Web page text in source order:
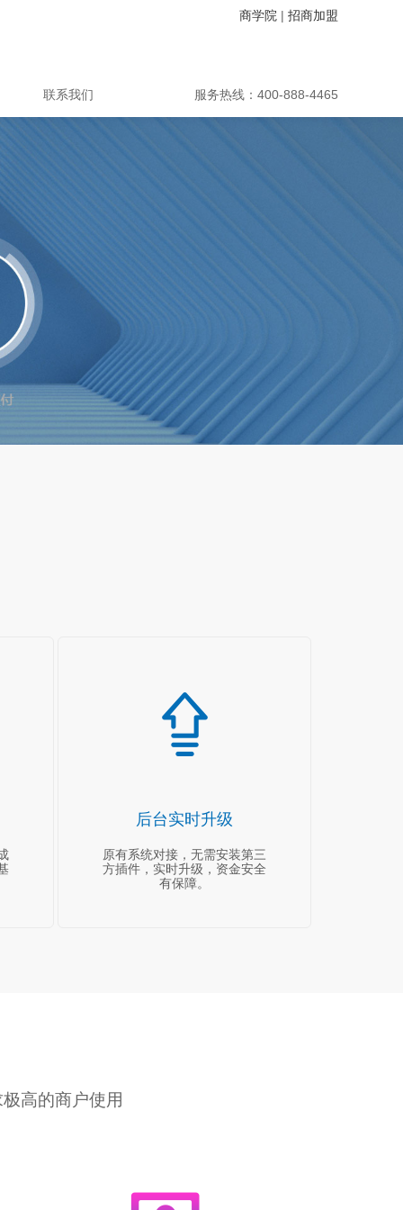
商学院 | 招商加盟
联系我们 服务热线：400-888-4465
后台实时升级
原有系统对接，无需安装第三
方插件，实时升级，资金安全
有保障。
高的商户使用